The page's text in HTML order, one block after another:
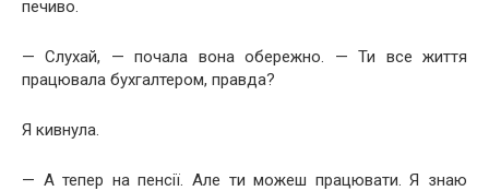
печиво.
— Слухай, — почала вона обережно. — Ти все життя
працювала бухгалтером, правда?
Я кивнула.
— А тепер на пенсії. Але ти можеш працювати. Я знаю